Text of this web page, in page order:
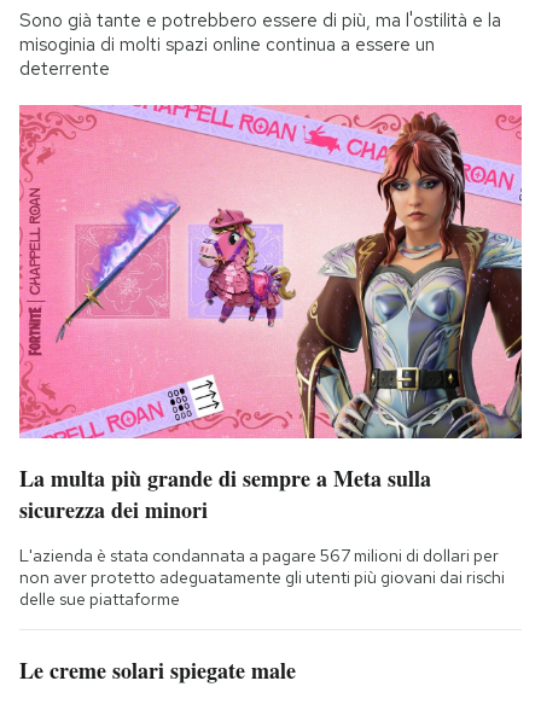
Sono già tante e potrebbero essere di più, ma l'ostilità e la
misoginia di molti spazi online continua a essere un
deterrente
La multa più grande di sempre a Meta sulla
sicurezza dei minori
L'azienda è stata condannata a pagare 567 milioni di dollari per
non aver protetto adeguatamente gli utenti più giovani dai rischi
delle sue piattaforme
Le creme solari spiegate male